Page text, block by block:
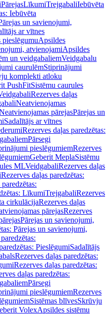
PārejasLīkumiTrejgabaliIebūvēta
Iebūvēta
un savienojumi,
ar vītnes
pieslēgumuApsildes
atvienojamiApsildes
un veidgabaliemVeidgabalu
caurulēmStiprinājumi
komplekti atloku
PushFitSistēmu caurules
Rezerves daļas
Neatvienojamas
pārejasPārejas un
Sadalītājs ar vītnes
Rezerves daļas paredzētas:
Pārsegi
pieslēgumiemRezerves
Geberit MeplaSistēmu
MLVeidgabaliRezerves daļas
Rezerves daļas paredzētas:
LīkumiTrejgabaliRezerves
cirkulācijaRezerves daļas
pārejasRezerves
Pārejas un savienojumi,
Pārejas un savienojumi,
PieslēgumiSadalītājs
Rezerves daļas paredzētas:
Rezerves daļas paredzētas:
daļas paredzētas:
Pārsegi
pieslēgumiemRezerves
Sistēmas blīvesSkrūvju
VolexApsildes sistēmu